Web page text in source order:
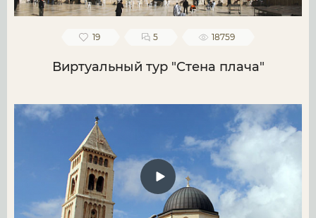
19 5 18759
Виртуальный тур "Стена плача"